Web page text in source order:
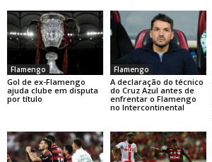
Flamengo
Gol de ex-Flamengo
ajuda clube em disputa
por título
Flamengo
A declaração do técnico
do Cruz Azul antes de
enfrentar o Flamengo
no Intercontinental